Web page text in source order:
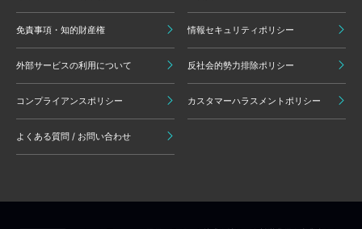
免責事項・知的財産権 情報セキュリティポリシー
外部サービスの利用について 反社会的勢力排除ポリシー
コンプライアンスポリシー カスタマーハラスメントポリシー
よくある質問 / お問い合わせ